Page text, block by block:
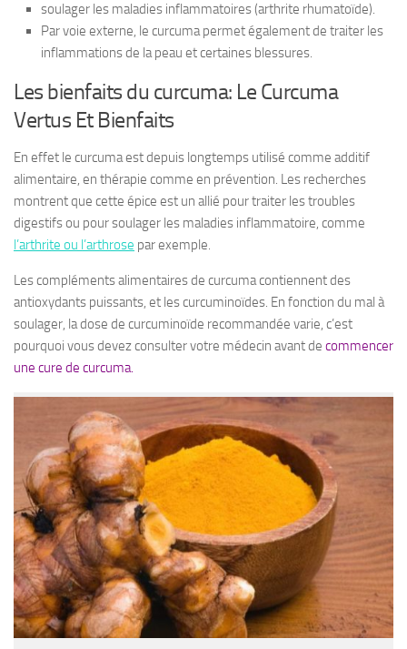
soulager les maladies inflammatoires (arthrite rhumatoïde).
Par voie externe, le curcuma permet également de traiter les
inflammations de la peau et certaines blessures.
Les bienfaits du curcuma: Le Curcuma
Vertus Et Bienfaits
En effet le curcuma est depuis longtemps utilisé comme additif
alimentaire, en thérapie comme en prévention. Les recherches
montrent que cette épice est un allié pour traiter les troubles
digestifs ou pour soulager les maladies inflammatoire, comme
l’arthrite ou l’arthrose par exemple.
Les compléments alimentaires de curcuma contiennent des
antioxydants puissants, et les curcuminoïdes. En fonction du mal à
soulager, la dose de curcuminoïde recommandée varie, c’est
pourquoi vous devez consulter votre médecin avant de commencer
une cure de curcuma.